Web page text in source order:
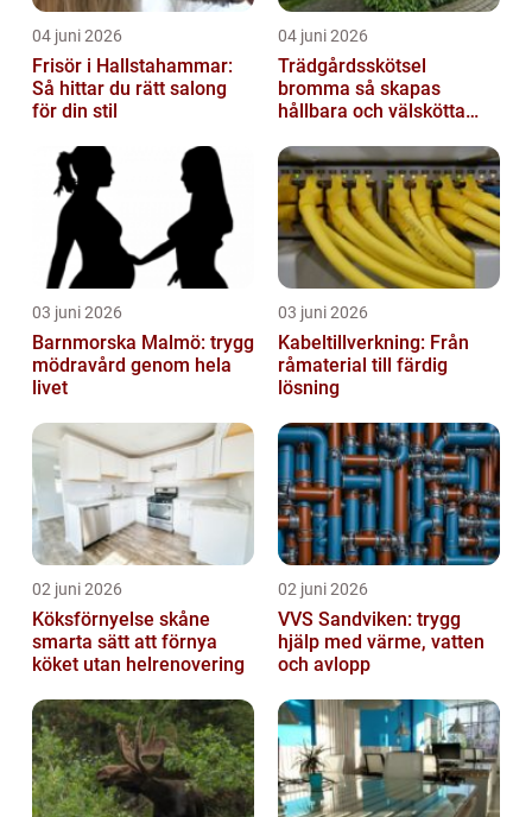
04 juni 2026
Frisör i Hallstahammar:
Så hittar du rätt salong
för din stil
04 juni 2026
Trädgårdsskötsel
bromma så skapas
hållbara och välskötta
03 juni 2026
Barnmorska Malmö: trygg
mödravård genom hela
livet
03 juni 2026
Kabeltillverkning: Från
råmaterial till färdig
lösning
02 juni 2026
Köksförnyelse skåne
smarta sätt att förnya
köket utan helrenovering
02 juni 2026
VVS Sandviken: trygg
hjälp med värme, vatten
och avlopp